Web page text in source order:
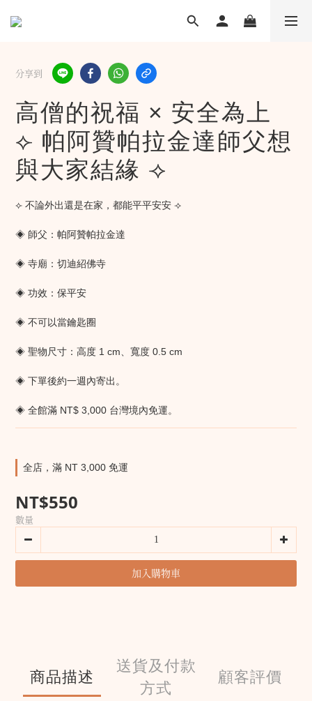
分享到
高僧的祝福 × 安全為上
⟣ 帕阿贊帕拉金達師父想
與大家結緣 ⟢
⟣ 不論外出還是在家，都能平平安安 ⟢
◈ 師父：帕阿贊帕拉金達
◈ 寺廟：切迪紹佛寺
◈ 功效：保平安
◈ 不可以當鑰匙圈
◈ 聖物尺寸：高度 1 cm、寬度 0.5 cm
◈ 下單後約一週內寄出。
◈ 全館滿 NT$ 3,000 台灣境內免運。
全店，滿 NT 3,000 免運
NT$550
數量
加入購物車
商品描述
送貨及付款
方式
顧客評價